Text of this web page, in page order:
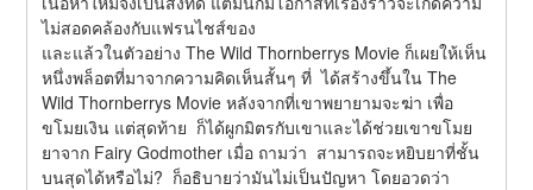
ไม่สอดคล้องกับแฟรนไชส์ของ
และแล้วในตัวอย่าง The Wild Thornberrys Movie ก็เผยให้เห็น
หนึ่งพล็อตที่มาจากความคิดเห็นสั้นๆ ที่  ได้สร้างขึ้นใน The
Wild Thornberrys Movie หลังจากที่เขาพยายามจะฆ่า เพื่อ
ขโมยเงิน แต่สุดท้าย  ก็ได้ผูกมิตรกับเขาและได้ช่วยเขาขโมย
ยาจาก Fairy Godmother เมื่อ ถามว่า  สามารถจะหยิบยาที่ชั้น
บนสุดได้หรือไม่?  ก็อธิบายว่ามันไม่เป็นปัญหา โดยอวดว่า